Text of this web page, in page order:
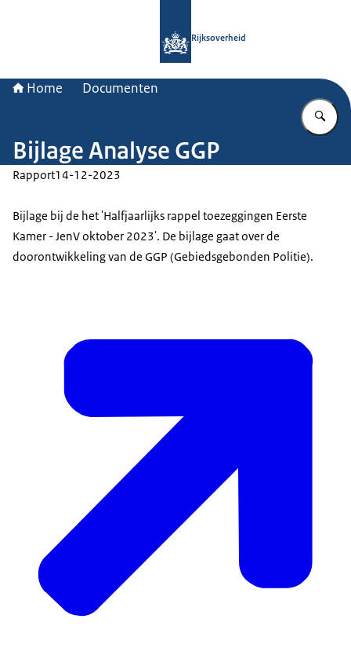
Rijksoverheid
Home Documenten
Bijlage Analyse GGP
Rapport14-12-2023
Bijlage bij de het 'Halfjaarlijks rappel toezeggingen Eerste
Kamer - JenV oktober 2023'. De bijlage gaat over de
doorontwikkeling van de GGP (Gebiedsgebonden Politie).